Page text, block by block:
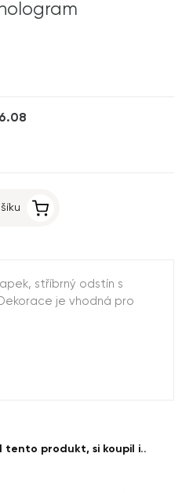
stříbrný odstín s
je vhodná pro
tento produkt, si koupil i..